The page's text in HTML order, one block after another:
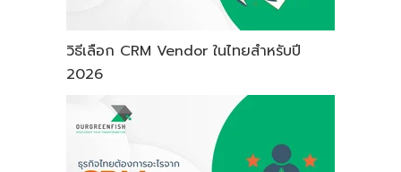
วิธีเลือก CRM Vendor ในไทยสำหรับปี
2026